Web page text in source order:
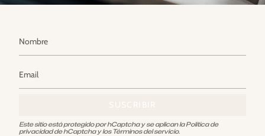
Este sitio está protegido por hCaptcha y se aplicanla Política de
privacidad de hCaptcha y los Términos del servicio.